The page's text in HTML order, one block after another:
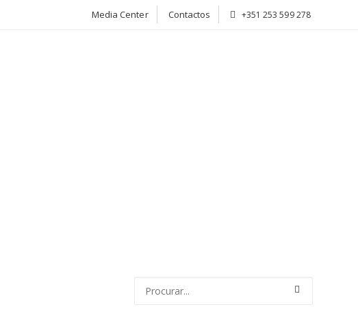
Media Center Contactos +351 253 599 278